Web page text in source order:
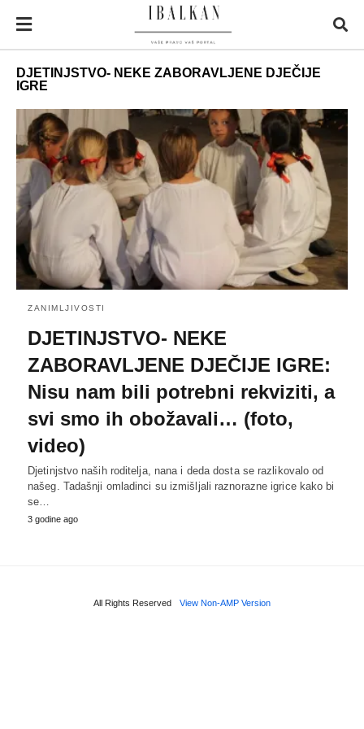
DJETINJSTVO- NEKE ZABORAVLJENE DJEČIJE
IGRE
ZANIMLJIVOSTI
DJETINJSTVO- NEKE
ZABORAVLJENE DJEČIJE IGRE:
Nisu nam bili potrebni rekviziti, a
svi smo ih obožavali… (foto,
video)
Djetinjstvo naših roditelja, nana i deda dosta se razlikovalo od
našeg. Tadašnji omladinci su izmišljali raznorazne igrice kako bi
se…
3 godine ago
All Rights Reserved View Non-AMP Version